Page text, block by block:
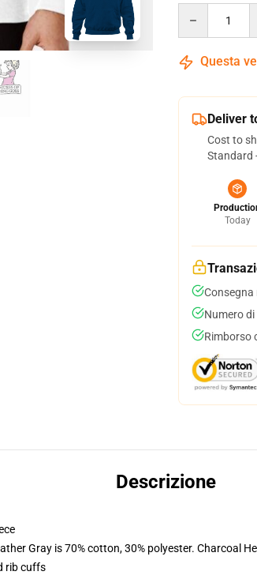
Questa
Deliver
Cost to
Standard
Today
Consegna
Numero
Rimborso
Descrizione
Gray is 70% cotton, 30% polyester. Charcoal
rib cuffs